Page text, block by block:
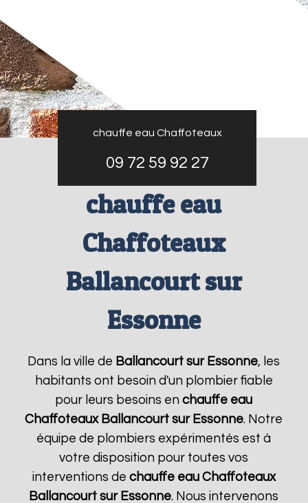
chauffe eau Chaffoteaux
09 72 59 92 27
chauffe eau
Chaffoteaux
Ballancourt sur
Essonne
Dans la ville de Ballancourt sur Essonne, les
habitants ont besoin d'un plombier fiable
pour leurs besoins enchauffe eau
Chaffoteaux Ballancourt sur Essonne. Notre
équipe de plombiers expérimentés est à
votre disposition pour toutes vos
interventions de chauffe eau Chaffoteaux
Ballancourt sur Essonne. Nous intervenons